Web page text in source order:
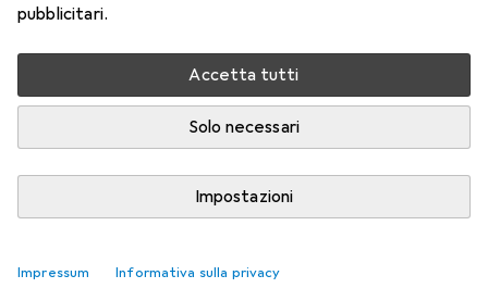
pubblicitari.
Accetta tutti
Solo necessari
Impostazioni
Impressum Informativa sulla privacy
facile da regolare in altezza
Altezza regolabile
un po' traballante